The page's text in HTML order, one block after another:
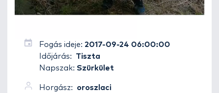
Fogás ideje: 2017-09-24 06:00:00
Időjárás:
Tiszta
Napszak: Szürkület
Horgász: oroszlaci